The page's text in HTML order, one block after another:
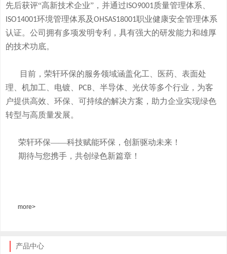
先后获评“高新技术企业”，并通过 ISO9001质量管理体系、
ISO14001环境管理体系及OHSAS18001职业健康安全管理体系
认证。公司拥有多项发明专利，具有强大的研发能力和雄厚
的技术功底。
目前，荣轩环保的服务领域涵盖化工、医药、表面处
理、机加工、电镀、
PCB
、半导体、光伏等多个行业，为客
户提供高效、环保、可持续的解决方案，助力企业实现绿色
转型与高质量发展。
荣轩环保——科技赋能环保，创新驱动未来！
期待与您携手，共创绿色新篇章！
more>
产品中心